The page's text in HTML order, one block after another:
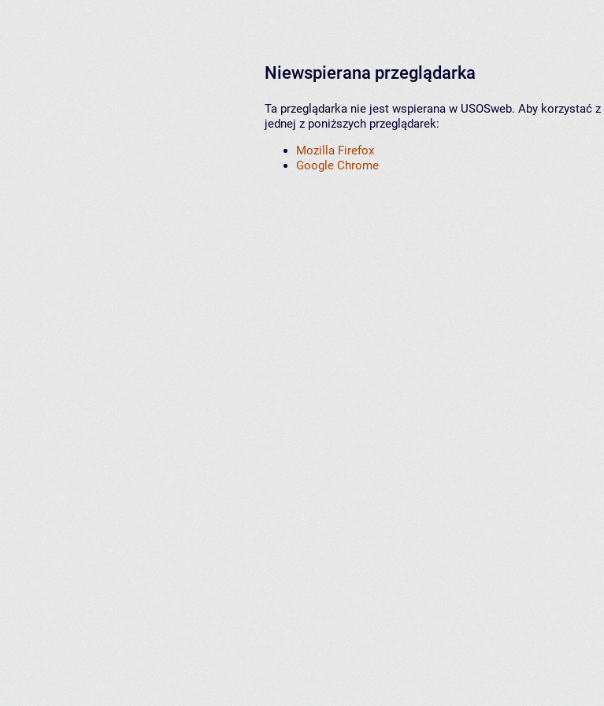
Niewspierana przeglądarka
Ta przeglądarka nie jest wspierana w USOSweb. Aby korzystać
jednej z poniższych przeglądarek:
Mozilla Firefox
Google Chrome